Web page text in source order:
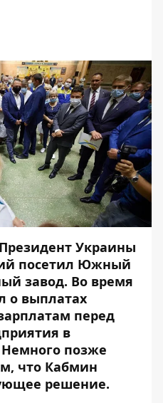
Президент Украины
посетил Южный
завод. Во время
о выплатах
перед
в
позже
что Кабмин
решение.